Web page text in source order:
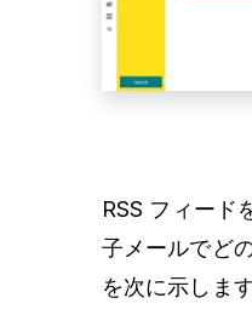
RSS フィード
子メールでど
を次に示しま